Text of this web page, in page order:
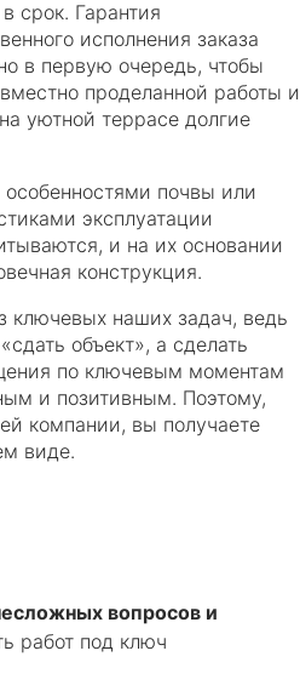
срок. Гарантия
исполнения заказа
в первую очередь, чтобы
проделанной работы и
уютной террасе долгие
почвы или
эксплуатации
и на их основании
конструкция.
ключевых наших задач, ведь
объект», а сделать
по ключевым моментам
и позитивным. Поэтому,
компании, вы получаете
виде.
вопросов и
работ под ключ